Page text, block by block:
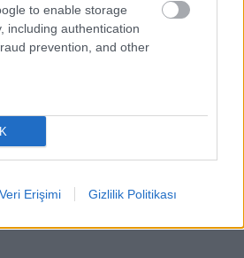
to enable storage
including authentication
prevention, and other
Veri Erişimi Gizlilik Politikası